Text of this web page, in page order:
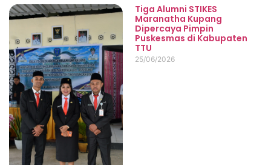
Tiga Alumni STIKES
Maranatha Kupang
Dipercaya Pimpin
Puskesmas di Kabupaten
TTU
25/06/2026